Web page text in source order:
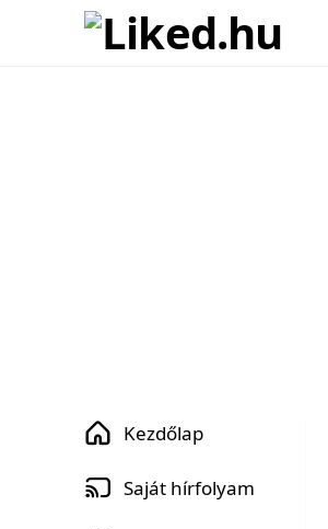
Kezdőlap
Saját hírfolyam